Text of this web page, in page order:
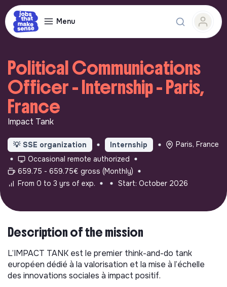
Menu
Political Communications
Officer - Internship - Paris,
France
Impact Tank
💡 SSE organization Internship
Paris, France
Occasional remote authorized
659.75 - 659.75€ gross (Monthly)
From 0 to 3 yrs of exp.
Start: October 2026
Description of the mission
L’IMPACT TANK est le premier think-and-do tank
européen dédié à la valorisation et la mise à l’échelle
des innovations sociales à impact positif.